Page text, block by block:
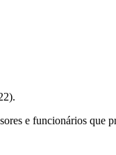
e funcionários que